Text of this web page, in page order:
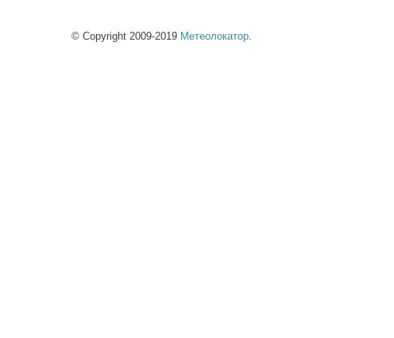
© Copyright 2009-2019 Метеолокатор